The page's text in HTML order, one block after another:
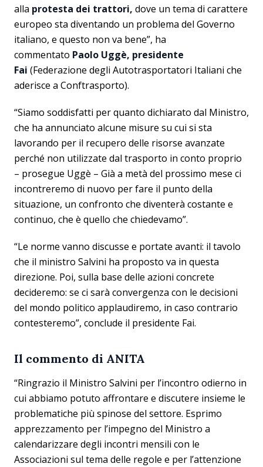
alla protesta dei trattori, dove un tema di carattere
europeo sta diventando un problema del Governo
italiano, e questo non va bene”, ha
commentato Paolo Uggè, presidente
Fai (Federazione degli Autotrasportatori Italiani che
aderisce a Conftrasporto).
“Siamo soddisfatti per quanto dichiarato dal Ministro,
che ha annunciato alcune misure su cui si sta
lavorando per il recupero delle risorse avanzate
perché non utilizzate dal trasporto in conto proprio
– prosegue Uggè – Già a metà del prossimo mese ci
incontreremo di nuovo per fare il punto della
situazione, un confronto che diventerà costante e
continuo, che è quello che chiedevamo”.
“Le norme vanno discusse e portate avanti: il tavolo
che il ministro Salvini ha proposto va in questa
direzione. Poi, sulla base delle azioni concrete
decideremo: se ci sarà convergenza con le decisioni
del mondo politico applaudiremo, in caso contrario
contesteremo”, conclude il presidente Fai.
Il commento di ANITA
“Ringrazio il Ministro Salvini per l’incontro odierno in
cui abbiamo potuto affrontare e discutere insieme le
problematiche più spinose del settore. Esprimo
apprezzamento per l’impegno del Ministro a
calendarizzare degli incontri mensili con le
Associazioni sul tema delle regole e per l’attenzione